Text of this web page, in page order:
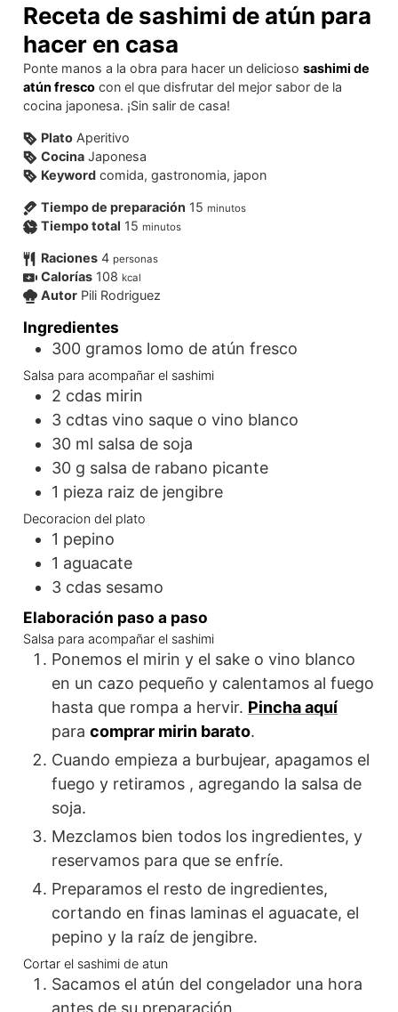
Receta de sashimi de atún para
hacer en casa
Ponte manos a la obra para hacer un delicioso sashimi de
atún fresco con el que disfrutar del mejor sabor de la
cocina japonesa. ¡Sin salir de casa!
Plato Aperitivo
Cocina Japonesa
Keyword comida, gastronomia, japon
Tiempo de preparación 15 minutos
Tiempo total 15 minutos
Raciones 4 personas
Calorías 108 kcal
Autor Pili Rodriguez
Ingredientes
300 gramos lomo de atún fresco
Salsa para acompañar el sashimi
2 cdas mirin
3 cdtas vino saque o vino blanco
30 ml salsa de soja
30 g salsa de rabano picante
1 pieza raiz de jengibre
Decoracion del plato
1 pepino
1 aguacate
3 cdas sesamo
Elaboración paso a paso
Salsa para acompañar el sashimi
Ponemos el mirin y el sake o vino blanco
en un cazo pequeño y calentamos al fuego
hasta que rompa a hervir. Pincha aquí
para comprar mirin barato.
Cuando empieza a burbujear, apagamos el
fuego y retiramos , agregando la salsa de
soja.
Mezclamos bien todos los ingredientes, y
reservamos para que se enfríe.
Preparamos el resto de ingredientes,
cortando en finas laminas el aguacate, el
pepino y la raíz de jengibre.
Cortar el sashimi de atun
Sacamos el atún del congelador una hora
antes de su preparación.